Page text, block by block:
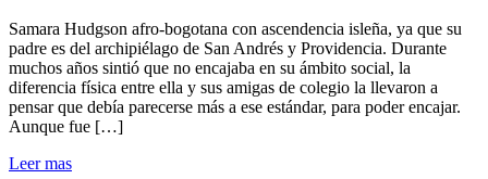
Samara Hudgson afro-bogotana con ascendencia isleña, ya que su
padre es del archipiélago de San Andrés y Providencia. Durante
muchos años sintió que no encajaba en su ámbito social, la
diferencia física entre ella y sus amigas de colegio la llevaron a
pensar que debía parecerse más a ese estándar, para poder encajar.
Aunque fue […]
Leer mas